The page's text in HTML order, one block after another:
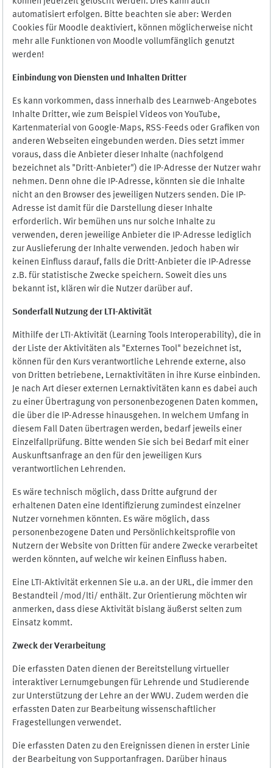
automatisiert erfolgen. Bitte beachten sie aber: Werden
Cookies für Moodle deaktiviert, können möglicherweise nicht
mehr alle Funktionen von Moodle vollumfänglich genutzt
werden!
Einbindung von Diensten und Inhalten Dritter
Es kann vorkommen, dass innerhalb des Learnweb-Angebotes
Inhalte Dritter, wie zum Beispiel Videos von YouTube,
Kartenmaterial von Google-Maps, RSS-Feeds oder Grafiken von
anderen Webseiten eingebunden werden. Dies setzt immer
voraus, dass die Anbieter dieser Inhalte (nachfolgend
bezeichnet als "Dritt-Anbieter") die IP-Adresse der Nutzer wahr
nehmen. Denn ohne die IP-Adresse, könnten sie die Inhalte
nicht an den Browser des jeweiligen Nutzers senden. Die IP-
Adresse ist damit für die Darstellung dieser Inhalte
erforderlich. Wir bemühen uns nur solche Inhalte zu
verwenden, deren jeweilige Anbieter die IP-Adresse lediglich
zur Auslieferung der Inhalte verwenden. Jedoch haben wir
keinen Einfluss darauf, falls die Dritt-Anbieter die IP-Adresse
z.B. für statistische Zwecke speichern. Soweit dies uns
bekannt ist, klären wir die Nutzer darüber auf.
Sonderfall Nutzung der LTI-Aktivität
Mithilfe der LTI-Aktivität (Learning Tools Interoperability), die in
der Liste der Aktivitäten als "Externes Tool" bezeichnet ist,
können für den Kurs verantwortliche Lehrende externe, also
von Dritten betriebene, Lernaktivitäten in ihre Kurse einbinden.
Je nach Art dieser externen Lernaktivitäten kann es dabei auch
zu einer Übertragung von personenbezogenen Daten kommen,
die über die IP-Adresse hinausgehen. In welchem Umfang in
diesem Fall Daten übertragen werden, bedarf jeweils einer
Einzelfallprüfung. Bitte wenden Sie sich bei Bedarf mit einer
Auskunftsanfrage an den für den jeweiligen Kurs
verantwortlichen Lehrenden.
Es wäre technisch möglich, dass Dritte aufgrund der
erhaltenen Daten eine Identifizierung zumindest einzelner
Nutzer vornehmen könnten. Es wäre möglich, dass
personenbezogene Daten und Persönlichkeitsprofile von
Nutzern der Website von Dritten für andere Zwecke verarbeitet
werden könnten, auf welche wir keinen Einfluss haben.
Eine LTI-Aktivität erkennen Sie u.a. an der URL, die immer den
Bestandteil /mod/lti/ enthält. Zur Orientierung möchten wir
anmerken, dass diese Aktivität bislang äußerst selten zum
Einsatz kommt.
Zweck der Verarbeitung
Die erfassten Daten dienen der Bereitstellung virtueller
interaktiver Lernumgebungen für Lehrende und Studierende
zur Unterstützung der Lehre an der WWU. Zudem werden die
erfassten Daten zur Bearbeitung wissenschaftlicher
Fragestellungen verwendet.
Die erfassten Daten zu den Ereignissen dienen in erster Linie
der Bearbeitung von Supportanfragen. Darüber hinaus